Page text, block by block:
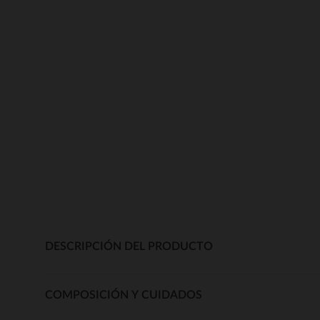
DESCRIPCIÓN DEL PRODUCTO
COMPOSICIÓN Y CUIDADOS